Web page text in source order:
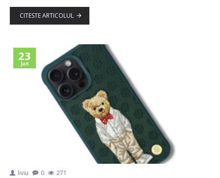
CITESTE ARTICOLUL
23
Jun
liviu 0 271